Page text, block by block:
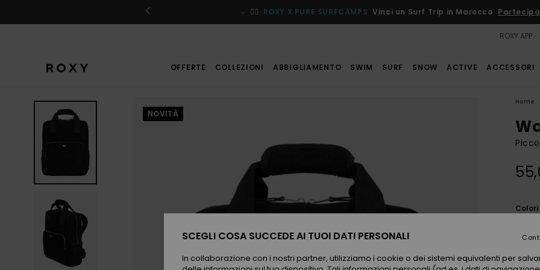
prodotto
🏄‍♀️ ROXY X PURE SURFCAMPS Vinci un Surf Trip in Marocco
ROXY APP
OFFERTE COLLEZIONI ABBIGLIAMENTO SWIM SURF SNOW ACTIVE ACCESSORI
NOVITÀ
Home
Colori
SCEGLI COSA SUCCEDE AI TUOI DATI PERSONALI
In collaborazione con i nostri partner, utilizziamo i cookie o dei sistemi equivalenti per